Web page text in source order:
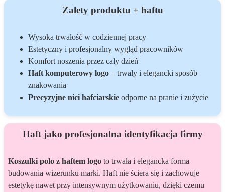
Zalety produktu + haftu
Wysoka trwałość w codziennej pracy
Estetyczny i profesjonalny wygląd pracowników
Komfort noszenia przez cały dzień
Haft komputerowy logo – trwały i elegancki sposób
znakowania
Precyzyjne nici hafciarskie odporne na pranie i zużycie
Haft jako profesjonalna identyfikacja firmy
Koszulki polo z haftem logo to trwała i elegancka forma
budowania wizerunku marki. Haft nie ściera się i zachowuje
estetykę nawet przy intensywnym użytkowaniu, dzięki czemu